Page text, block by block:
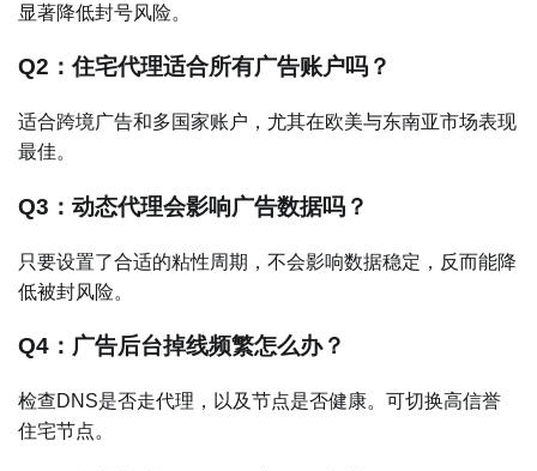
显著降低封号风险。
Q2：住宅代理适合所有广告账户吗？
适合跨境广告和多国家账户，尤其在欧美与东南亚市场表现
最佳。
Q3：动态代理会影响广告数据吗？
只要设置了合适的粘性周期，不会影响数据稳定，反而能降
低被封风险。
Q4：广告后台掉线频繁怎么办？
检查DNS是否走代理，以及节点是否健康。可切换高信誉
住宅节点。